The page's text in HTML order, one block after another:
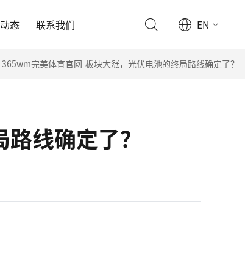
态 联系我们 EN
365wm完美体育官网-板块大涨，光伏电池的终局路线确定了？
线确定了？